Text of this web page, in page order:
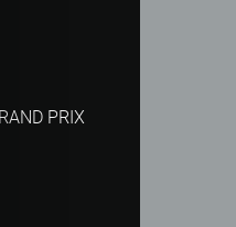
PRIX